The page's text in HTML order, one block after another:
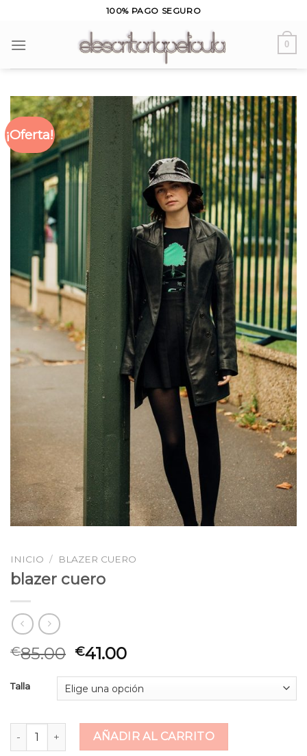
content
100% PAGO SEGURO
0
¡Oferta!
INICIO / BLAZER CUERO
blazer cuero
€85.00 €41.00
Talla
blazer cuero cantidadAÑADIR AL CARRITO